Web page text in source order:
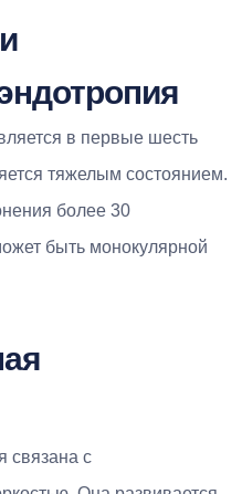
в первые шесть
тяжелым состоянием.
более 30
быть монокулярной
связана с